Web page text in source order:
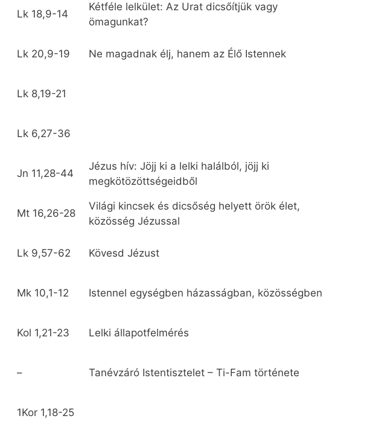
Lk 18,9-14
Kétféle lelkület: Az Urat dicsőítjük vagy
ömagunkat?
Lk 20,9-19 Ne magadnak élj, hanem az Élő Istennek
Lk 8,19-21
Lk 6,27-36
Jn 11,28-44
Jézus hív: Jöjj ki a lelki halálból, jöjj ki
megkötözöttségeidből
Mt 16,26-28
Világi kincsek és dicsőség helyett örök élet,
közösség Jézussal
Lk 9,57-62 Kövesd Jézust
Mk 10,1-12 Istennel egységben házasságban, közösségben
Kol 1,21-23 Lelki állapotfelmérés
– Tanévzáró Istentisztelet – Ti-Fam története
1Kor 1,18-25